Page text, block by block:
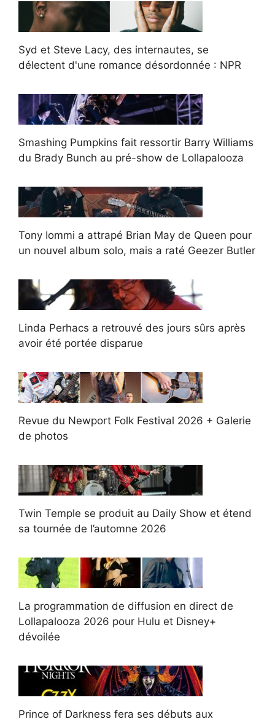
Syd et Steve Lacy, des internautes, se
délectent d'une romance désordonnée : NPR
Smashing Pumpkins fait ressortir Barry Williams
du Brady Bunch au pré-show de Lollapalooza
Tony Iommi a attrapé Brian May de Queen pour
un nouvel album solo, mais a raté Geezer Butler
Linda Perhacs a retrouvé des jours sûrs après
avoir été portée disparue
Revue du Newport Folk Festival 2026 + Galerie
de photos
Twin Temple se produit au Daily Show et étend
sa tournée de l’automne 2026
La programmation de diffusion en direct de
Lollapalooza 2026 pour Hulu et Disney+
dévoilée
Prince of Darkness fera ses débuts aux